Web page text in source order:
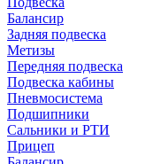
Балансир
Задняя подвеска
Метизы
Передняя подвеска
Подвеска кабины
Пневмосистема
Подшипники
Сальники и РТИ
Прицеп